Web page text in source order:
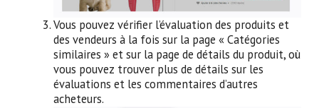
Vous pouvez vérifier l’évaluation des produits et
des vendeurs à la fois sur la page « Catégories
similaires » et sur la page de détails du produit, où
vous pouvez trouver plus de détails sur les
évaluations et les commentaires d’autres
acheteurs.